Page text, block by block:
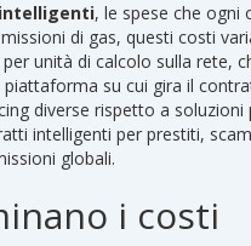
, le spese che ogni
di gas, questi costi
unità di calcolo sulla rete,
su cui gira il
diverse rispetto a
intelligenti per prestiti,
globali.
i costi